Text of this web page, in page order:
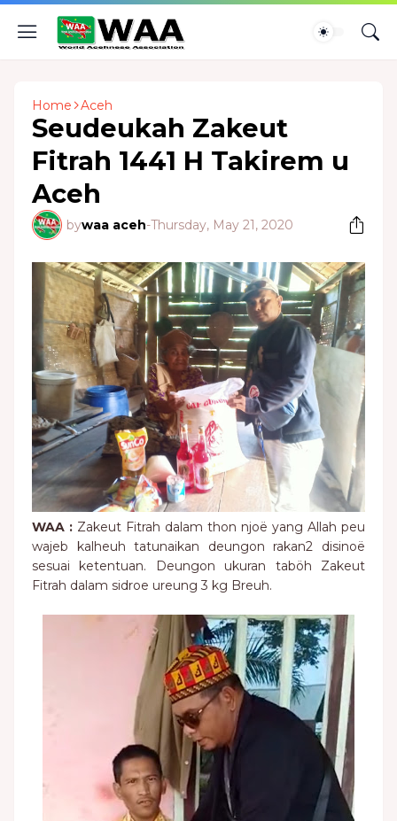
Home Aceh
Seudeukah Zakeut
Fitrah 1441 H Takirem u
Aceh
bywaa aceh-Thursday, May 21, 2020
WAA : Zakeut Fitrah dalam thon njoë yang Allah peu
wajeb kalheuh tatunaikan deungon rakan2 disinoë
sesuai ketentuan. Deungon ukuran taböh Zakeut
Fitrah dalam sidroe ureung 3 kg Breuh.